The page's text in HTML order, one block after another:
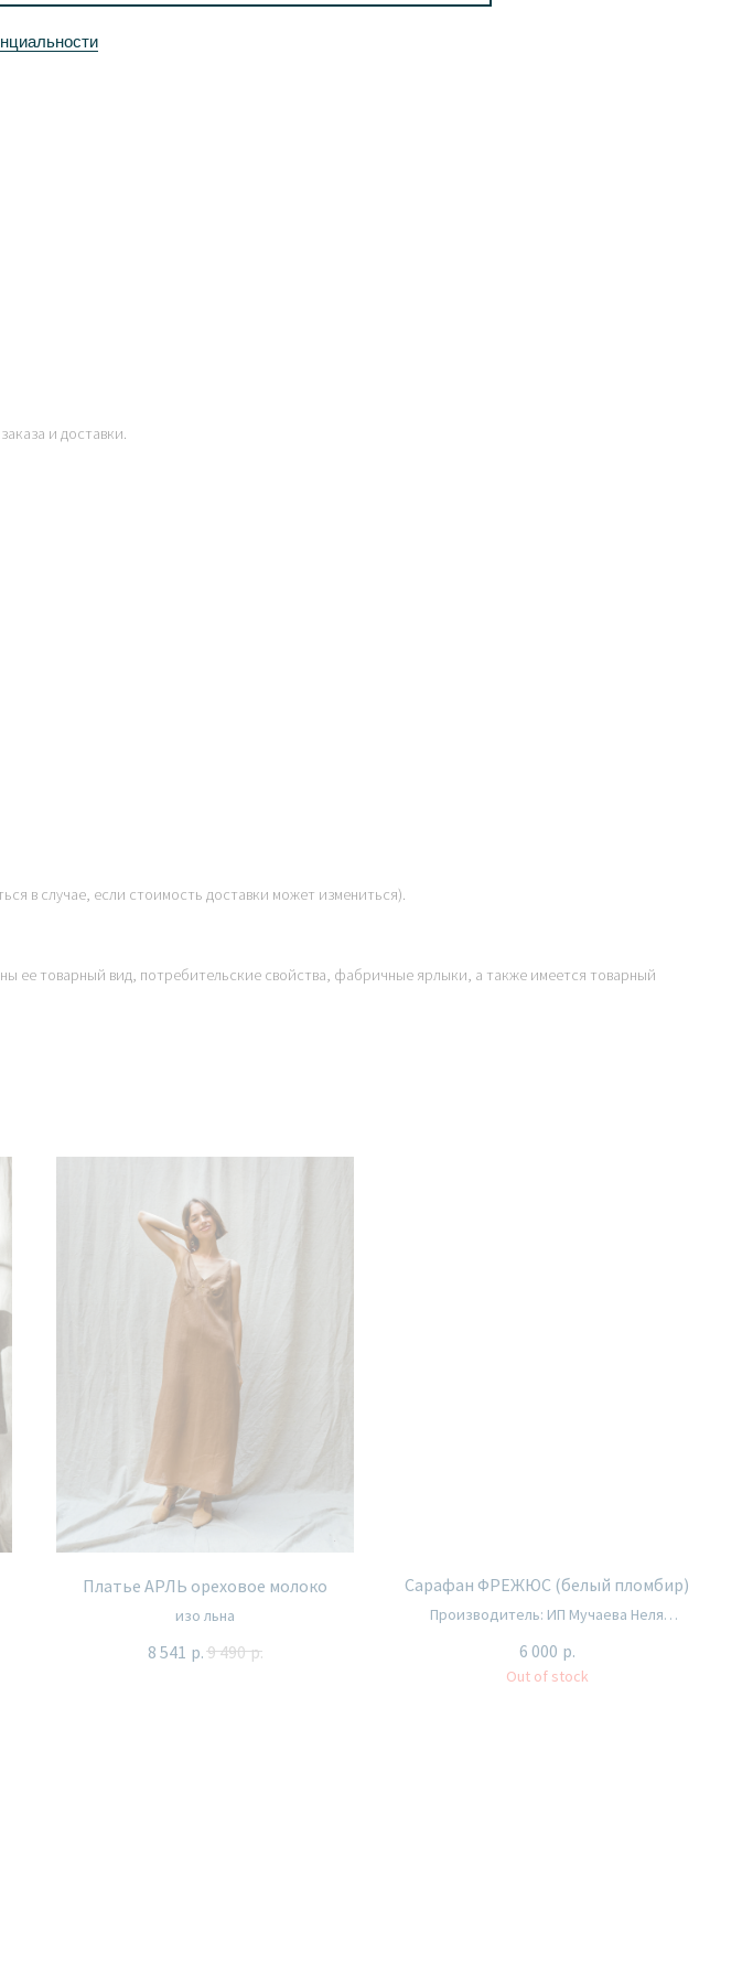
и доставки.
в случае, если стоимость доставки может измениться).
ее товарный вид, потребительские свойства, фабричные ярлыки, а также имеется товарный
Платье АРЛЬ ореховое молоко
изо льна
8 541 р.9 490 р.
Сарафан ФРЕЖЮС (белый пломбир)
Производитель: ИП Мучаева Неля
6 000 р.
Out of stock